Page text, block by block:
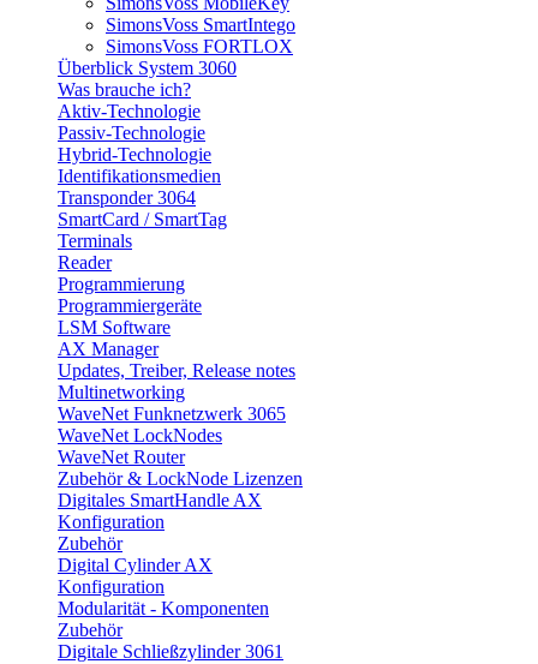
SimonsVoss SmartIntego
SimonsVoss FORTLOX
Überblick System 3060
Was brauche ich?
Aktiv-Technologie
Passiv-Technologie
Hybrid-Technologie
Identifikationsmedien
Transponder 3064
SmartCard / SmartTag
Terminals
Reader
Programmierung
Programmiergeräte
LSM Software
AX Manager
Updates, Treiber, Release notes
Multinetworking
WaveNet Funknetzwerk 3065
WaveNet LockNodes
WaveNet Router
Zubehör & LockNode Lizenzen
Digitales SmartHandle AX
Konfiguration
Zubehör
Digital Cylinder AX
Konfiguration
Modularität - Komponenten
Zubehör
Digitale Schließzylinder 3061